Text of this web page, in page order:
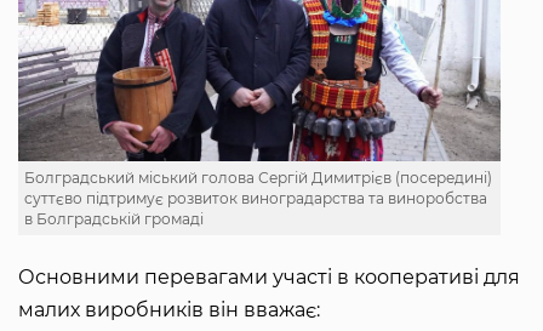
Болградський міський голова Сергій Димитрієв (посередині)
суттєво підтримує розвиток виноградарства та виноробства
в Болградській громаді
Основними перевагами участі в кооперативі для
малих виробників він вважає: